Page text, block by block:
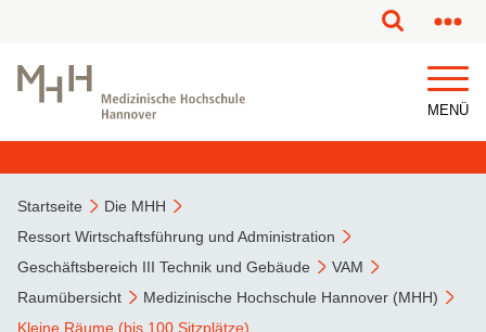
MENÜ
Startseite
Die MHH
Ressort Wirtschaftsführung und Administration
Geschäftsbereich III Technik und Gebäude
VAM
Raumübersicht
Medizinische Hochschule Hannover (MHH)
Kleine Räume (bis 100 Sitzplätze)